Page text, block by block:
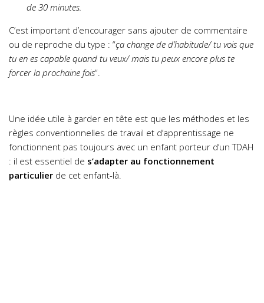
de 30 minutes.
C’est important d’encourager sans ajouter de commentaire
ou de reproche du type : “ça change de d’habitude/ tu vois que
tu en es capable quand tu veux/ mais tu peux encore plus te
forcer la prochaine fois“.
Une idée utile à garder en tête est que les méthodes et les
règles conventionnelles de travail et d’apprentissage ne
fonctionnent pas toujours avec un enfant porteur d’un TDAH
: il est essentiel de s’adapter au fonctionnement
particulier de cet enfant-là.